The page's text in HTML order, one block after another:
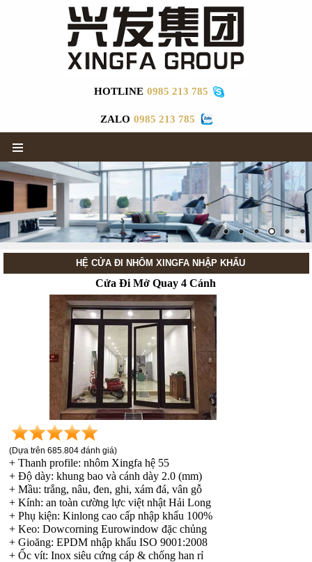
HOTLINE 0985 213 785
ZALO 0985 213 785
HỆ CỬA ĐI NHÔM XINGFA NHẬP KHẨU
Cửa Đi Mở Quay 4 Cánh
(Dựa trên 685.804 đánh giá)
+ Thanh profile: nhôm Xingfa hệ 55
+ Độ dày: khung bao và cánh dày 2.0 (mm)
+ Mầu: trắng, nâu, đen, ghi, xám đá, vân gỗ
+ Kính: an toàn cường lực việt nhật Hải Long
+ Phụ kiện: Kinlong cao cấp nhập khẩu 100%
+ Keo: Dowcorning Eurowindow đặc chủng
+ Gioăng: EPDM nhập khẩu ISO 9001:2008
+ Ốc vít: Inox siêu cứng cáp & chống han rỉ